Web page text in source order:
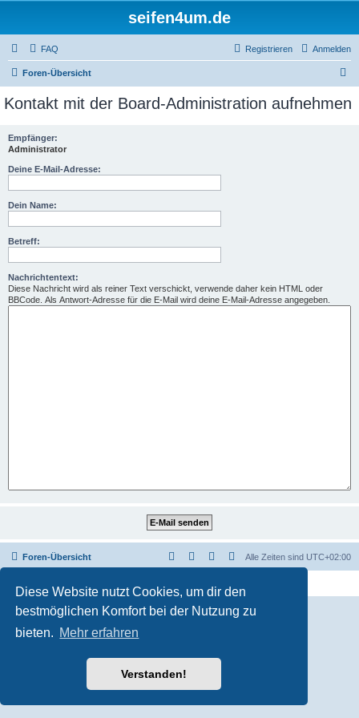
Diese Website nutzt Cookies, um dir den
bestmöglichen Komfort bei der Nutzung zu
bieten. Mehr erfahren
Verstanden!
seifen4um.de
FAQ Anmelden
Registrieren
Foren-Übersicht
c
Kontakt mit der Board-Administration aufnehmen
Empfänger:
Administrator
Deine E-Mail-Adresse:
Dein Name:
Betreff:
Nachrichtentext:
Diese Nachricht wird als reiner Text verschickt, verwende daher kein HTML oder
BBCode. Als Antwort-Adresse für die E-Mail wird deine E-Mail-Adresse angegeben.
Foren-Übersicht Alle Zeiten sind UTC+02:00
Deutsche Übersetzung durchphpBB.de